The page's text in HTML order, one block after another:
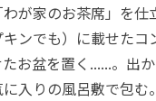
が家のお茶席」を仕
ンでも）に載せたコ
お盆を置く......。出
入りの風呂敷で包む